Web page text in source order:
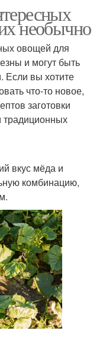
необычно
овощей для
и могут быть
Если вы хотите
что-то новое,
заготовки
традиционных
вкус мёда и
комбинацию,